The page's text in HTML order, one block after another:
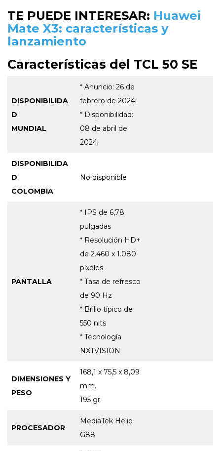
TE PUEDE INTERESAR: Huawei
Mate X3: características y
lanzamiento
Características del TCL 50 SE
DISPONIBILIDA
D
MUNDIAL
* Anuncio: 26 de
febrero de 2024.
* Disponibilidad:
08 de abril de
2024
DISPONIBILIDA
D
COLOMBIA
No disponible
PANTALLA
* IPS de 6,78
pulgadas
* Resolución HD+
de 2.460 x 1.080
píxeles
* Tasa de refresco
de 90 Hz
* Brillo típico de
550 nits
* Tecnología
NXTVISION
DIMENSIONES Y
PESO
168,1 x 75,5 x 8,09
mm.
195 gr.
PROCESADOR
MediaTek Helio
G88